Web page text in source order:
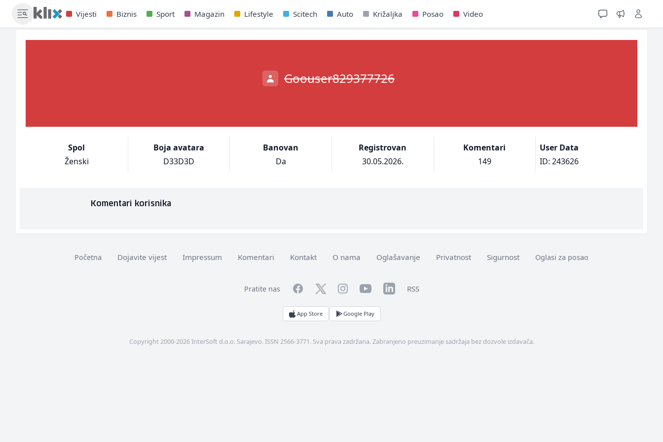
Vijesti Biznis Sport Magazin Lifestyle Scitech Auto Križaljka Posao Video
Goouser829377726
Spol
Ženski
Boja avatara
D33D3D
Banovan
Da
Registrovan
30.05.2026.
Komentari
149
User Data
ID: 243626
Komentari korisnika
Početna Dojavite vijest Impressum Komentari Kontakt O nama Oglašavanje Privatnost Sigurnost Oglasi za posao
Pratite nas FacebookTwitterInstagramYouTubeLinkedInRSS
App Store Google Play
Copyright 2000-2026 InterSoft d.o.o. Sarajevo. ISSN 2566-3771. Sva prava zadržana. Zabranjeno preuzimanje sadržaja bez dozvole izdavača.